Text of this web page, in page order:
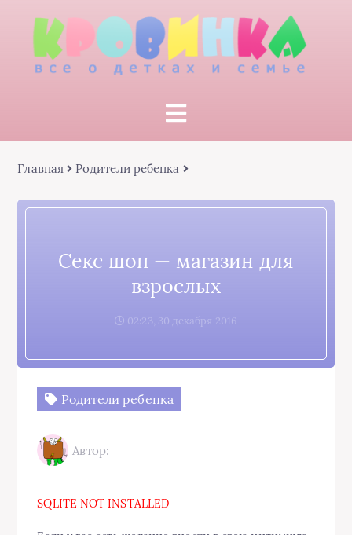
Главная Родители ребенка
Секс шоп — магазин для
взрослых
02:23, 30 декабря 2016
Родители ребенка
Автор:
SQLITE NOT INSTALLED